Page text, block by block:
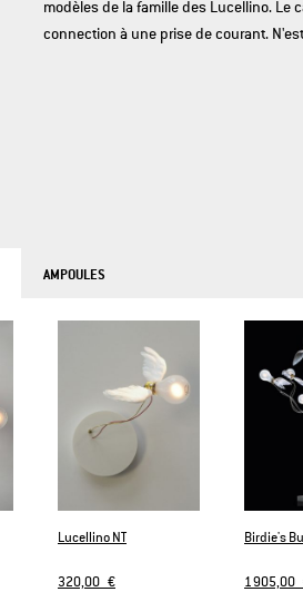
modèles de la famille des Lucellino. Le
connection à une prise de courant.
AMPOULES
Lucellino NT
320,00 €
Birdie's
1 905,00